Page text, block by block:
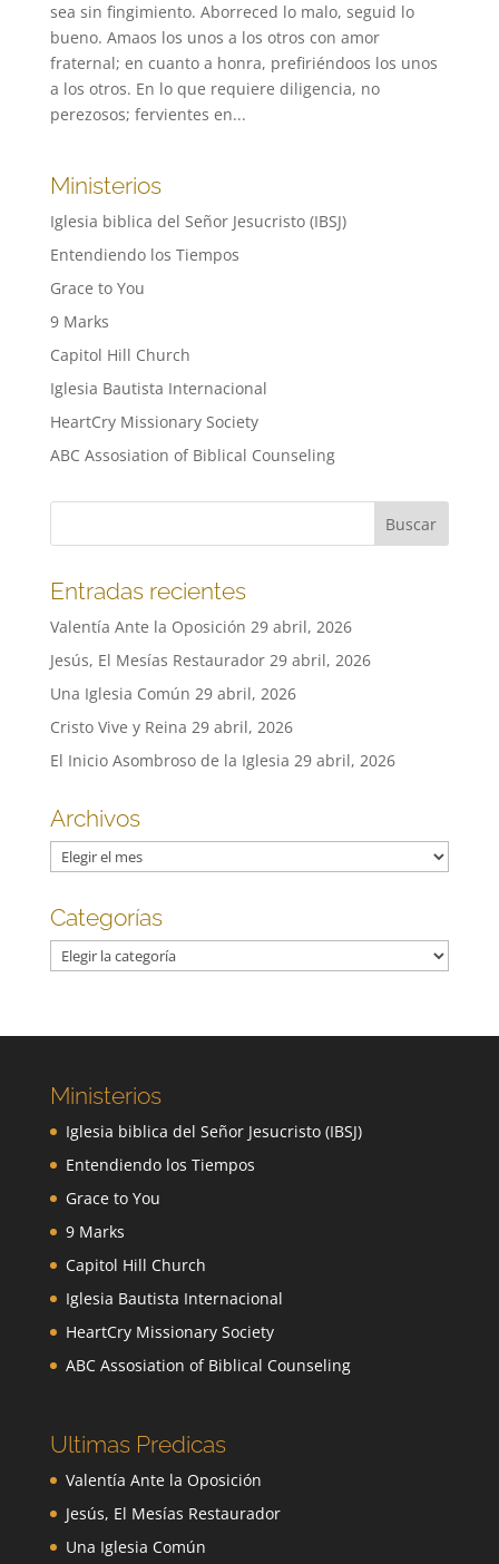
sea sin fingimiento. Aborreced lo malo, seguid lo
bueno. Amaos los unos a los otros con amor
fraternal; en cuanto a honra, prefiriéndoos los unos
a los otros. En lo que requiere diligencia, no
perezosos; fervientes en...
Ministerios
Iglesia biblica del Señor Jesucristo (IBSJ)
Entendiendo los Tiempos
Grace to You
9 Marks
Capitol Hill Church
Iglesia Bautista Internacional
HeartCry Missionary Society
ABC Assosiation of Biblical Counseling
Entradas recientes
Valentía Ante la Oposición 29 abril, 2026
Jesús, El Mesías Restaurador 29 abril, 2026
Una Iglesia Común 29 abril, 2026
Cristo Vive y Reina 29 abril, 2026
El Inicio Asombroso de la Iglesia 29 abril, 2026
Archivos
Archivos
Categorías
Categorías
Ministerios
Iglesia biblica del Señor Jesucristo (IBSJ)
Entendiendo los Tiempos
Grace to You
9 Marks
Capitol Hill Church
Iglesia Bautista Internacional
HeartCry Missionary Society
ABC Assosiation of Biblical Counseling
Ultimas Predicas
Valentía Ante la Oposición
Jesús, El Mesías Restaurador
Una Iglesia Común